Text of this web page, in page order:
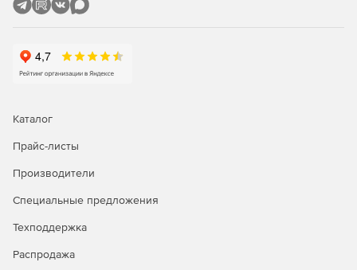
Возможность добавлять интерактивные элементы для
Каталог
Прайс-листы
Производители
Специальные предложения
Техподдержка
Распродажа